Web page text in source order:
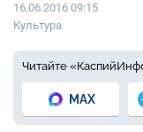
16.06.2016 09:15
Культура
Читайте
MAX